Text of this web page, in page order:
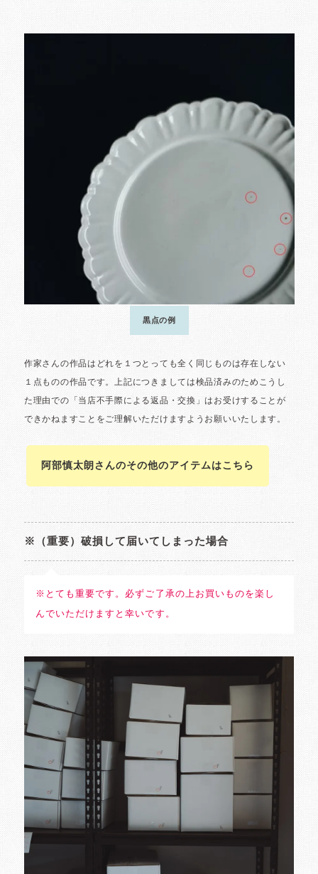
阿部慎太朗さんのその他のアイテムはこちら
※（重要）破損して届いてしまった場合
※とても重要です。必ずご了承の上お買いものを楽し
んでいただけますと幸いです。